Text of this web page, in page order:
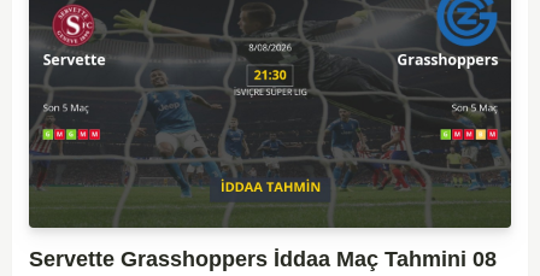
Servette Grasshoppers İddaa Maç Tahmini 08